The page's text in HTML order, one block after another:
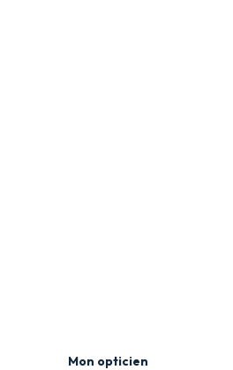
Mon opticien